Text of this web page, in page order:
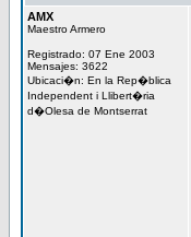
AMX
Maestro Armero
Registrado: 07 Ene 2003
Mensajes: 3622
Ubicaci�n: En la Rep�blica
Independent i Llibert�ria
d�Olesa de Montserrat